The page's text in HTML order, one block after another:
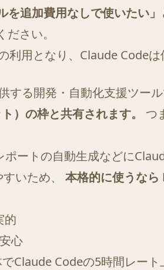
を追加費用なしで使いたい
ださい。
用となり、Claude Codeは
る開発・自動化支援ツー
）の枠と共有されます。
つ
ートの自動生成などに
いため、 本格的に使うな
的
心
Claude Codeの5時間レー